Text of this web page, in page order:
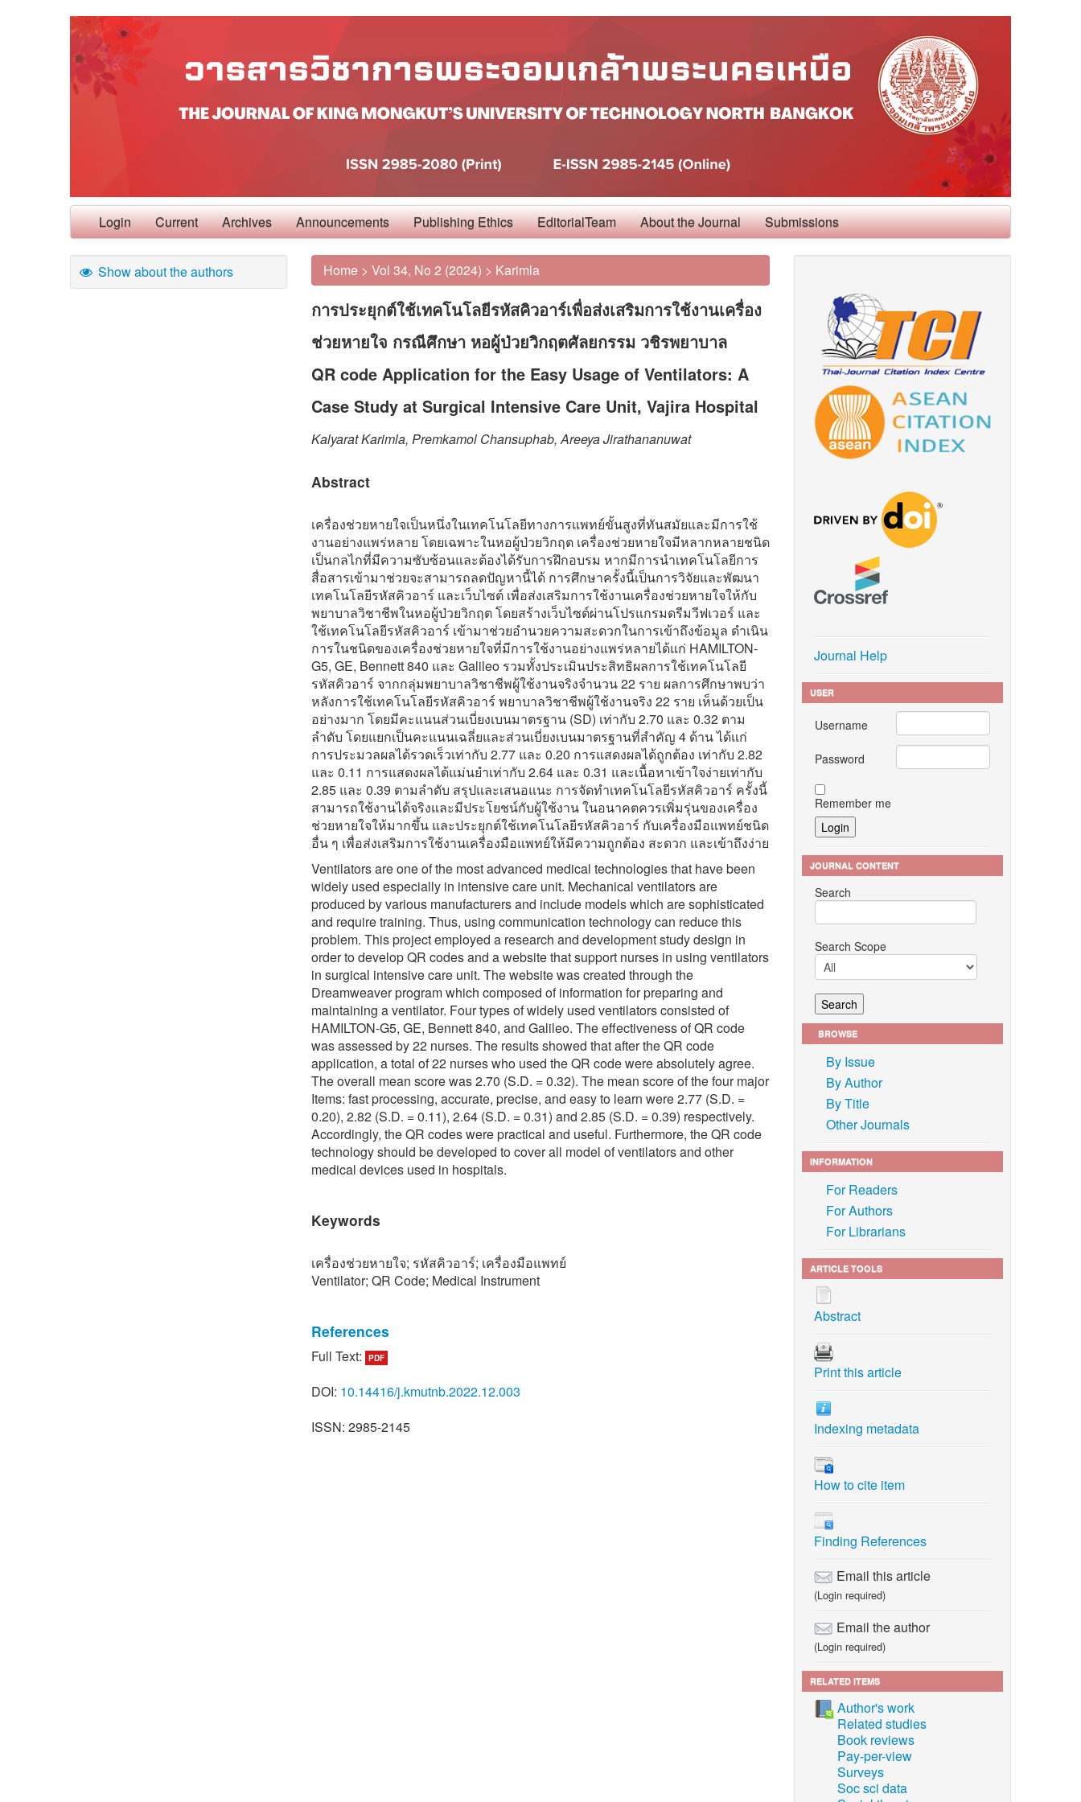
Login Current Archives Announcements Publishing Ethics EditorialTeam About the Journal Submissions
Show about the authors Home > Vol 34, No 2 (2024) > Karimla
การประยุกต์ใช้เทคโนโลยีรหัสคิวอาร์เพื่อส่งเสริมการใช้งานเครื่อง
ช่วยหายใจ กรณีศึกษา หอผู้ป่วยวิกฤตศัลยกรรม วชิรพยาบาล
QR code Application for the Easy Usage of Ventilators: A
Case Study at Surgical Intensive Care Unit, Vajira Hospital
Kalyarat Karimla, Premkamol Chansuphab, Areeya Jirathananuwat
Abstract
เครื่องช่วยหายใจเป็นหนึ่งในเทคโนโลยีทางการแพทย์ขั้นสูงที่ทันสมัยและมีการใช้
งานอย่างแพร่หลาย โดยเฉพาะในหอผู้ป่วยวิกฤต เครื่องช่วยหายใจมีหลากหลายชนิด
เป็นกลไกที่มีความซับซ้อนและต้องได้รับการฝึกอบรม หากมีการนำเทคโนโลยีการ
สื่อสารเข้ามาช่วยจะสามารถลดปัญหานี้ได้ การศึกษาครั้งนี้เป็นการวิจัยและพัฒนา
เทคโนโลยีรหัสคิวอาร์ และเว็บไซต์ เพื่อส่งเสริมการใช้งานเครื่องช่วยหายใจให้กับ
พยาบาลวิชาชีพในหอผู้ป่วยวิกฤต โดยสร้างเว็บไซต์ผ่านโปรแกรมดรีมวีฟเวอร์ และ
ใช้เทคโนโลยีรหัสคิวอาร์ เข้ามาช่วยอำนวยความสะดวกในการเข้าถึงข้อมูล ดำเนิน
การในชนิดของเครื่องช่วยหายใจที่มีการใช้งานอย่างแพร่หลายได้แก่ HAMILTON-
G5, GE, Bennett 840 และ Galileo รวมทั้งประเมินประสิทธิผลการใช้เทคโนโลยี
รหัสคิวอาร์ จากกลุ่มพยาบาลวิชาชีพผู้ใช้งานจริงจำนวน 22 ราย ผลการศึกษาพบว่า
หลังการใช้เทคโนโลยีรหัสคิวอาร์ พยาบาลวิชาชีพผู้ใช้งานจริง 22 ราย เห็นด้วยเป็น
อย่างมาก โดยมีคะแนนส่วนเบี่ยงเบนมาตรฐาน (SD) เท่ากับ 2.70 และ 0.32 ตาม
ลำดับ โดยแยกเป็นคะแนนเฉลี่ยและส่วนเบี่ยงเบนมาตรฐานที่สำคัญ 4 ด้าน ได้แก่
การประมวลผลได้รวดเร็วเท่ากับ 2.77 และ 0.20 การแสดงผลได้ถูกต้อง เท่ากับ 2.82
และ 0.11 การแสดงผลได้แม่นยำเท่ากับ 2.64 และ 0.31 และเนื้อหาเข้าใจง่ายเท่ากับ
2.85 และ 0.39 ตามลำดับ สรุปและเสนอแนะ การจัดทำเทคโนโลยีรหัสคิวอาร์ ครั้งนี้
สามารถใช้งานได้จริงและมีประโยชน์กับผู้ใช้งาน ในอนาคตควรเพิ่มรุ่นของเครื่อง
ช่วยหายใจให้มากขึ้น และประยุกต์ใช้เทคโนโลยีรหัสคิวอาร์ กับเครื่องมือแพทย์ชนิด
อื่น ๆ เพื่อส่งเสริมการใช้งานเครื่องมือแพทย์ให้มีความถูกต้อง สะดวก และเข้าถึงง่าย
Ventilators are one of the most advanced medical technologies that have been
widely used especially in intensive care unit. Mechanical ventilators are
produced by various manufacturers and include models which are sophisticated
and require training. Thus, using communication technology can reduce this
problem. This project employed a research and development study design in
order to develop QR codes and a website that support nurses in using ventilators
in surgical intensive care unit. The website was created through the
Dreamweaver program which composed of information for preparing and
maintaining a ventilator. Four types of widely used ventilators consisted of
HAMILTON-G5, GE, Bennett 840, and Galileo. The effectiveness of QR code
was assessed by 22 nurses. The results showed that after the QR code
application, a total of 22 nurses who used the QR code were absolutely agree.
The overall mean score was 2.70 (S.D. = 0.32). The mean score of the four major
Items: fast processing, accurate, precise, and easy to learn were 2.77 (S.D. =
0.20), 2.82 (S.D. = 0.11), 2.64 (S.D. = 0.31) and 2.85 (S.D. = 0.39) respectively.
Accordingly, the QR codes were practical and useful. Furthermore, the QR code
technology should be developed to cover all model of ventilators and other
medical devices used in hospitals.
Keywords
เครื่องช่วยหายใจ; รหัสคิวอาร์; เครื่องมือแพทย์
Ventilator; QR Code; Medical Instrument
References
[1] C. Nopesiri. (2020, December 19). QR code and short URL for management
completely rendered ineffective by infections (1st ed.). [Online]. Available:
Full Text: PDF
DOI: 10.14416/j.kmutnb.2022.12.003
ISSN: 2985-2145
Journal Help
USER
Username
Password
Remember me
JOURNAL CONTENT
Search
Search Scope
BROWSE
By Issue
By Author
By Title
Other Journals
INFORMATION
For Readers
For Authors
For Librarians
ARTICLE TOOLS
Abstract
Print this article
Indexing metadata
How to cite item
Finding References
Email this article
(Login required)
Email the author
(Login required)
RELATED ITEMS
Author's work
Related studies
Book reviews
Pay-per-view
Surveys
Soc sci data